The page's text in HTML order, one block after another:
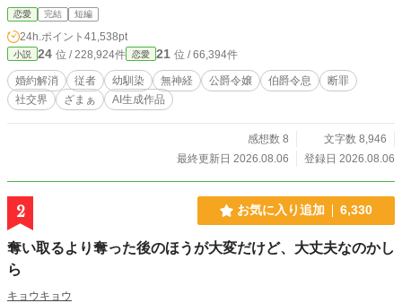
堪忍袋の緒が切れたセシリアは、綿密な記録を携え、建国記念夜会という晴れの
舞台で決着をつけることを決意。大勢の貴族が見守る中、逃げ場のない完璧な証
拠とともに婚約解消を突きつけ、身勝手な二人と身内を庇い続けた伯爵家を社会
的な破滅へと追い込んでいく。
恋愛 完結 短編
24h.ポイント 41,538pt
小説 24 位 / 228,924件 恋愛 21 位 / 66,394件
婚約解消 従者 幼馴染 無神経 公爵令嬢 伯爵令息
断罪
社交界
ざまぁ AI生成作品
感想数 8
文字数 8,946
最終更新日 2026.08.06
登録日 2026.08.06
2 お気に入り追加 6,330
奪い取るより奪った後のほうが大変だけど、大丈夫なのかし
ら
キョウキョウ